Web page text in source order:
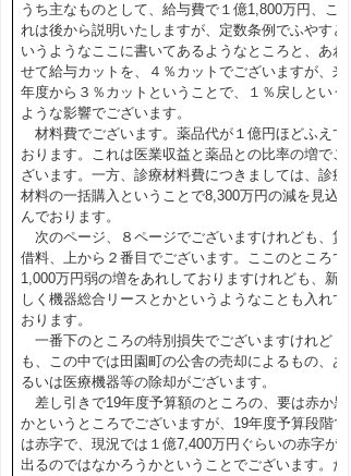
うち主なものとして、給与費で１億1,800万円、こ
れは後から説明いたしますが、定数条例でふやすと
いうようなここに書いてあるようなところと、あわ
せて給与カットを、４％カットでございますが、来
年度から３％カットということで、１％戻しという
ような影響でございます。
材料費でございます。薬品代が１億円ほどふえて
おります。これは医業収益と薬品との比率の増でご
ざいます。一方、診療材料費につきましては、診療
材料の一括購入ということで8,300万円の減を見込
んでおります。
次のページ、８ページでございますけれども、賃
借料、上から２番目でございます。ここのところで
1,000万円弱の増をあれしておりますけれども、新
しく機器総合リースとかというようなことも入れて
おります。
一番下のところの特別損失でございますけれど
も、この中では田園町の公舎の売却によるもの、あ
るいは医療機器等の除却がございます。
差し引きで19年度予算額のところの、要は赤か黒
かというところでございますが、19年度予算段階で
は赤字で、現況では１億7,400万円ぐらいの赤字が
出るのではなかろうかということでございます。た